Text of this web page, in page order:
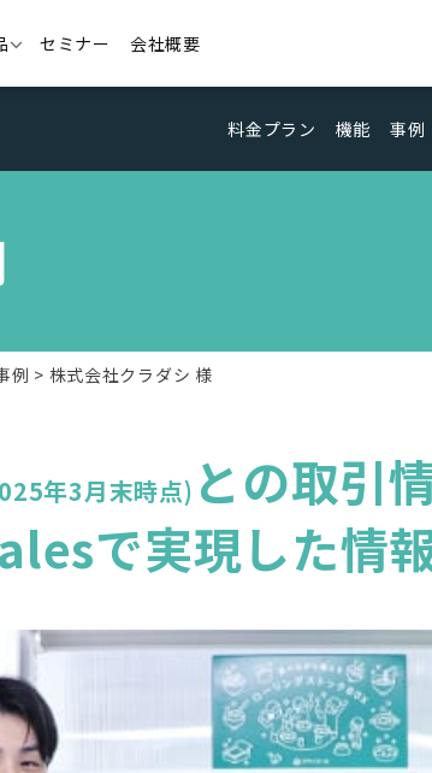
セミナー 会社概要
料金プラン 機能 事例
例 株式会社クラダシ 様
年3月末時点) との取引
で実現した情